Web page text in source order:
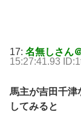
17: 名無しさん
15:27:41.93
馬主が吉田千津
してみると